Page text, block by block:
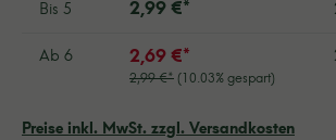
Bis 5 2,99 €*
Ab 6 2,69 €*
2,99 €* (10.03% gespart)
Preise inkl. MwSt. zzgl. Versandkosten